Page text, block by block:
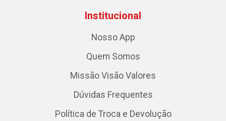
Institucional
Nosso App
Quem Somos
Missão Visão Valores
Dúvidas Frequentes
Política de Troca e Devolução